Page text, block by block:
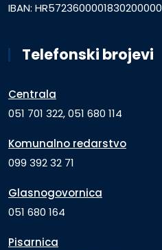
IBAN: HR5723600001830200000
Telefonski brojevi
Centrala
051 701 322, 051 680 114
Komunalno redarstvo
099 392 32 71
Glasnogovornica
051 680 164
Pisarnica